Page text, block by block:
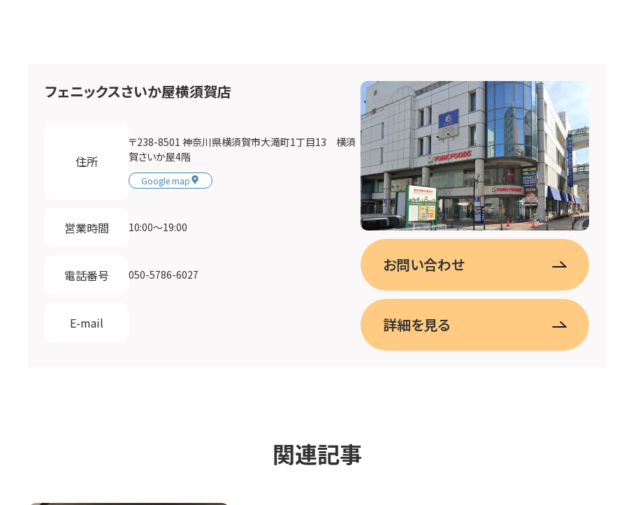
フェニックスさいか屋横須賀店
住所
〒238-8501 神奈川県横須賀市大滝町1丁目13 横須
賀さいか屋4階
Google map
営業時間 10:00〜19:00
電話番号 050-5786-6027
E-mail
お問い合わせ
詳細を見る
関連記事